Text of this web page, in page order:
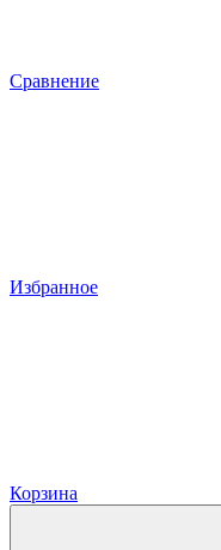
Сравнение
Избранное
Корзина